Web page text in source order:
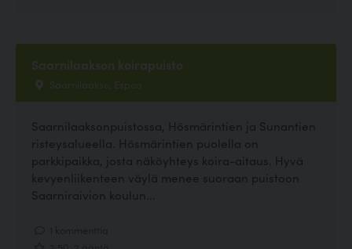
Saarnilaakson koirapuisto
Saarnilaakso, Espoo
Saarnilaaksonpuistossa, Hösmärintien ja Sunantien
risteysalueella. Hösmärintien puolella on
parkkipaikka, josta näköyhteys koira-aitaus. Hyvä
kevyenliikenteen väylä menee suoraan puistoon
Saarniraivion koulun...